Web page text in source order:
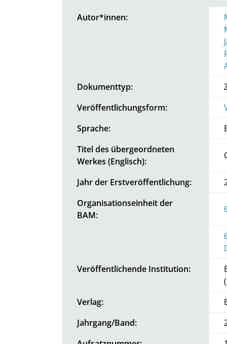
Autor*innen:
Dokumenttyp:
Veröffentlichungsform:
Sprache:
Titel des übergeordneten
Werkes (Englisch):
Jahr der Erstveröffentlichung:
Organisationseinheit der
BAM:
Veröffentlichende Institution:
Verlag:
Jahrgang/Band: